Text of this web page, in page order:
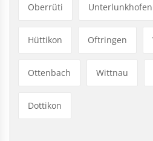
Oberrüti Unterlunkhofen
Hüttikon Oftringen
Ottenbach Wittnau
Dottikon